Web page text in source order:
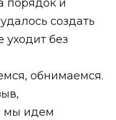
порядок и
создать
уходит без
обнимаемся.
мы идем